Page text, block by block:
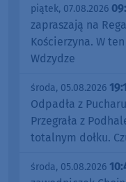
piątek, 07.08.2026
zapraszają na
Kościerzyna. W
Wdzydze
środa, 05.08.2026
Odpadła z
Przegrała z
totalnym dołku.
środa, 05.08.2026